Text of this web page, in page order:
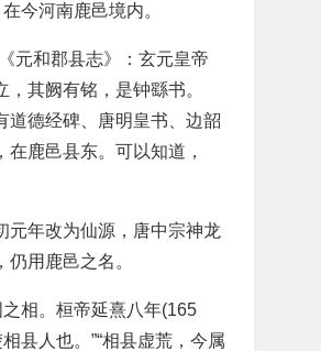
今河南鹿邑境内。
元和郡县志》：玄元皇帝
其阙有铭，是钟繇书。
道德经碑、唐明皇书、边韶
鹿邑县东。可以知道，
元年改为仙源，唐中宗神龙
用鹿邑之名。
相。桓帝延熹八年(165
县人也。”“相县虚荒，今属